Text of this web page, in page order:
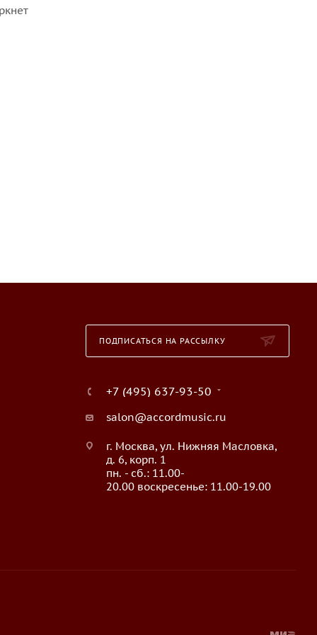
ПОДПИСАТЬСЯ НА РАССЫЛКУ
+7 (495) 637-93-50
salon@accordmusic.ru
г. Москва, ул. Нижняя Масловка,
д. 6, корп. 1
пн. - сб.: 11.00-
20.00 воскресенье: 11.00-19.00